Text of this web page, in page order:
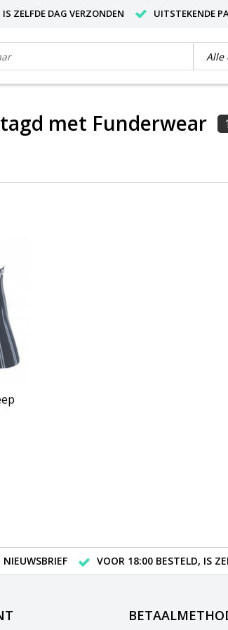
ZELFDE DAG VERZONDEN UITSTEKENDE
met Funderwear 1
VOOR 18:00 BESTELD, IS